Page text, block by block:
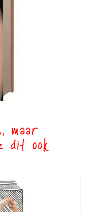
maar
dit ook